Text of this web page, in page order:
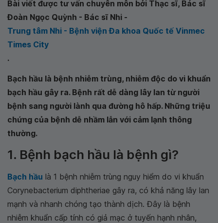
Bài viết được tư vấn chuyên môn bởi Thạc sĩ, Bác sĩ
Đoàn Ngọc Quỳnh - Bác sĩ Nhi -
Trung tâm Nhi - Bệnh viện Đa khoa Quốc tế Vinmec
Times City
.
Bạch hầu là bệnh nhiễm trùng, nhiễm độc do vi khuẩn
bạch hầu gây ra. Bệnh rất dễ dàng lây lan từ người
bệnh sang người lành qua đường hô hấp. Những triệu
chứng của bệnh dễ nhầm lẫn với cảm lạnh thông
thường.
1. Bệnh bạch hầu là bệnh gì?
Bạch hầu là 1 bệnh nhiễm trùng nguy hiểm do vi khuẩn
Corynebacterium diphtheriae gây ra, có khả năng lây lan
mạnh và nhanh chóng tạo thành dịch. Đây là bệnh
nhiễm khuẩn cấp tính có giả mạc ở tuyến hạnh nhân,